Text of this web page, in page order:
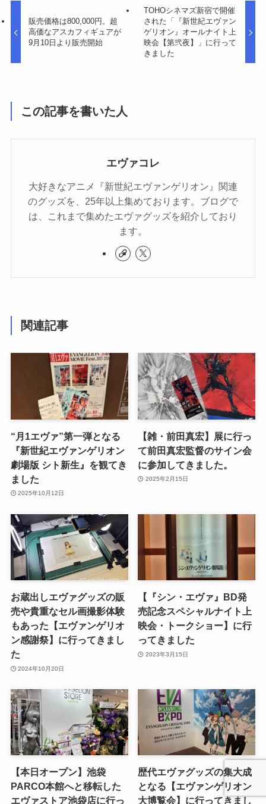
販売価格は800,000円。超
高価なアスカフィギュアが
9月10日より販売開始
TOHOシネマズ新宿で開催
された「『新世紀エヴァン
ゲリオン』オールナイト上
映会【第弐夜】」に行って
きました
この記事を書いた人
エヴァコレ
大好きなアニメ『新世紀エヴァンゲリオン』関連
のグッズを、25年以上集めております。ブログで
は、これまで集めたエヴァグッズを紹介しており
ます。
関連記事
“月1エヴァ”第一弾となる
『新世紀エヴァンゲリオン
劇場版 シト新生』を観てき
ました
2025年10月12日
【雑・前田真宏】展に行っ
て前田真宏監督のサイン会
に参加してきました。
2025年2月15日
お蔵出しエヴァグッズの販
売や貴重なセル画撮影体験
もあった【エヴァンゲリオ
ン感謝祭】に行ってきまし
た
2024年10月20日
【『シン・エヴァ』BD発
売記念スペシャルナイト上
映会・トークショー】に行
ってきました
2023年3月15日
【本日オープン】池袋
PARCO本館へと移転した
エヴァストア池袋店に行っ
歴代エヴァグッズの集大成
となる【エヴァンゲリオン
大博覧会】に行ってきまし